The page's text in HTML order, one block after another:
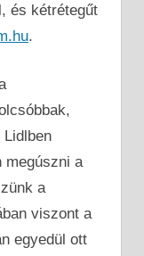
és kétrétegűt
.
megúszni a
a
viszont a
egyedül ott